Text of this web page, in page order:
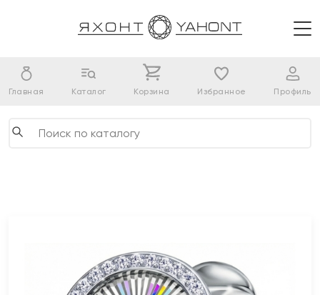
Главная Каталог Корзина Избранное Профиль